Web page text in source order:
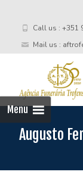
Call us : +351
Mail us :
Menu
Augusto